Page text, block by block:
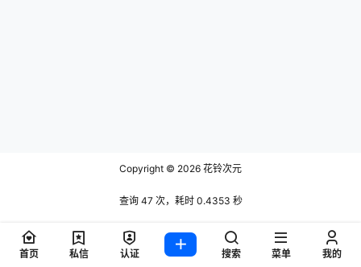
Copyright © 2026 花铃次元
查询 47 次，耗时 0.4353 秒
首页 私信 认证 搜索 菜单 我的